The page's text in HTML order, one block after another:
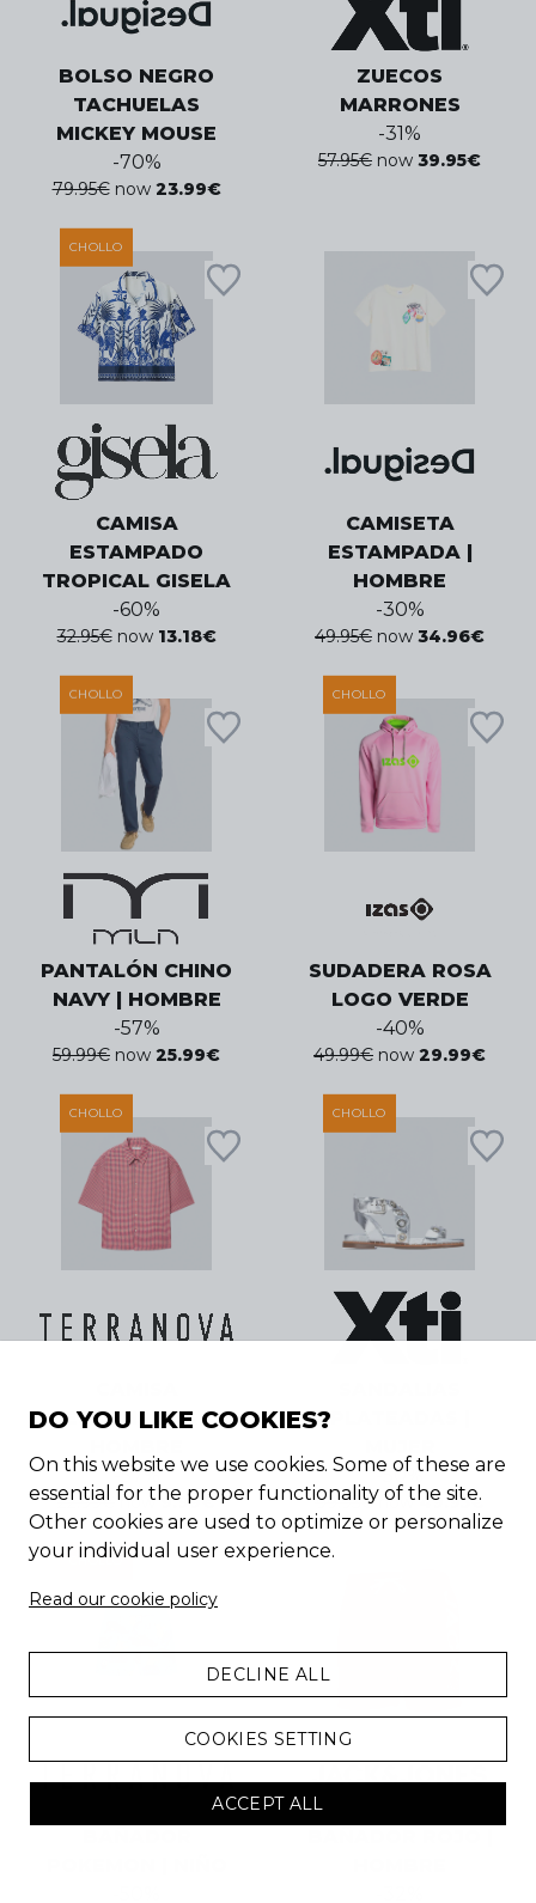
BOLSO NEGRO
TACHUELAS
MICKEY MOUSE
-70%
79.95€ now 23.99€
ZUECOS
MARRONES
-31%
57.95€ now 39.95€
CHOLLO
CAMISA
ESTAMPADO
TROPICAL GISELA
-60%
32.95€ now 13.18€
CAMISETA
ESTAMPADA |
HOMBRE
-30%
49.95€ now 34.96€
CHOLLO
PANTALÓN CHINO
NAVY | HOMBRE
-57%
59.99€ now 25.99€
CHOLLO
SUDADERA ROSA
LOGO VERDE
-40%
49.99€ now 29.99€
CHOLLO
ESTAMPADA |
-57%
22.99€ now 9.99€
CHOLLO
PLATEADAS |
-50%
99.95€ now 49.95€
CHOLLO
DO YOU LIKE COOKIES?
On this website we use cookies. Some of these are
essential for the proper functionality of the site.
Other cookies are used to optimize or personalize
your individual user experience.
Read our cookie policy
DECLINE ALL
COOKIES SETTING
ACCEPT ALL